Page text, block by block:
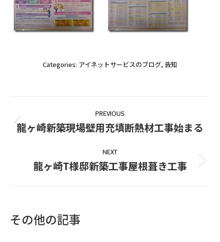
Categories: アイネットサービスのブログ, 告知
navigation
PREVIOUS
Previous
龍ヶ崎新築現場壁用充填断熱材工事始まる
NEXT
Next
龍ヶ崎T様邸新築工事屋根葺き工事
その他の記事